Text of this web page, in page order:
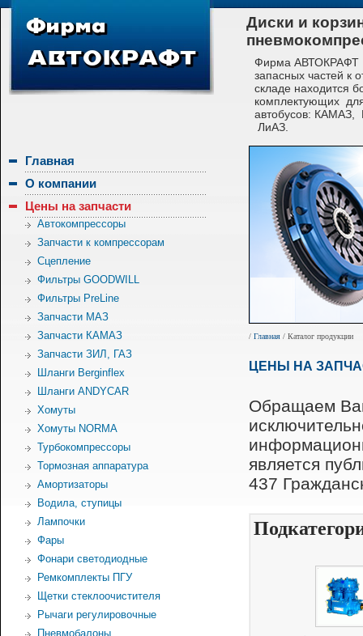
Диски и
Фирма АВТОКРАФТ
запасных частей к
складе находится
комплектующих
автобусов:
ЛиАЗ.
Главная
О компании
Цены на запчасти
Автокомпрессоры
Запчасти к компрессорам
Сцепление
Фильтры GOODWILL
Фильтры PreLine
Запчасти МАЗ
Запчасти КАМАЗ
Запчасти ЗИЛ, ГАЗ
Шланги Berginflex
Шланги ANDYCAR
Хомуты
Хомуты NORMA
Турбокомпрессоры
Тормозная аппаратура
Амортизаторы
Водила, ступицы
Лампочки
Фары
Фонари светодиодные
Ремкомплекты ПГУ
Щетки стеклоочистителя
Рычаги регулировочные
Пневмобалоны
/ Главная / Каталог продукции
ЦЕНЫ НА
Обращаем
является
437